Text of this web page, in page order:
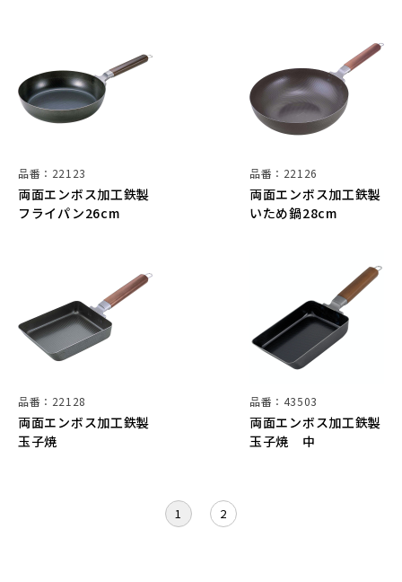
両面エンボス加工鉄製
フライパン26cm
品番：22123
両面エンボス加工鉄製
いため鍋28cm
品番：22126
両面エンボス加工鉄製
玉子焼
品番：22128
両面エンボス加工鉄製
玉子焼 中
品番：43503
1 2